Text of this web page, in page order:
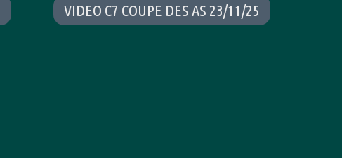
VIDEO C7 COUPE DES AS 23/11/25